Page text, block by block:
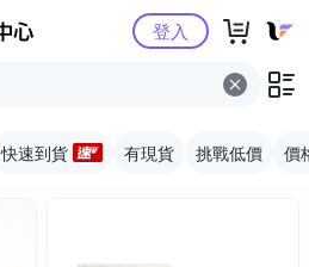
Yahoo購物中心登入
快速到貨 有現貨 挑戰低價 價